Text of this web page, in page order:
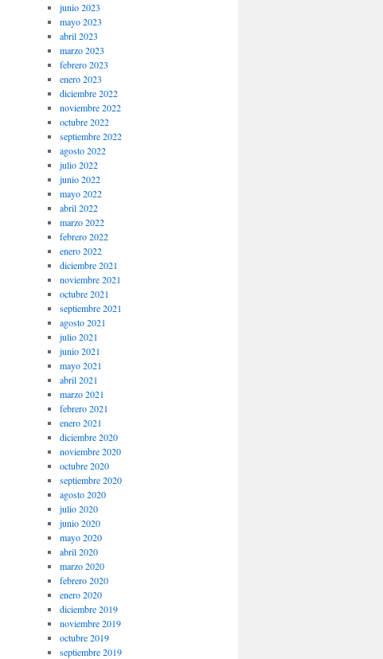
junio 2023
mayo 2023
abril 2023
marzo 2023
febrero 2023
enero 2023
diciembre 2022
noviembre 2022
octubre 2022
septiembre 2022
agosto 2022
julio 2022
junio 2022
mayo 2022
abril 2022
marzo 2022
febrero 2022
enero 2022
diciembre 2021
noviembre 2021
octubre 2021
septiembre 2021
agosto 2021
julio 2021
junio 2021
mayo 2021
abril 2021
marzo 2021
febrero 2021
enero 2021
diciembre 2020
noviembre 2020
octubre 2020
septiembre 2020
agosto 2020
julio 2020
junio 2020
mayo 2020
abril 2020
marzo 2020
febrero 2020
enero 2020
diciembre 2019
noviembre 2019
octubre 2019
septiembre 2019